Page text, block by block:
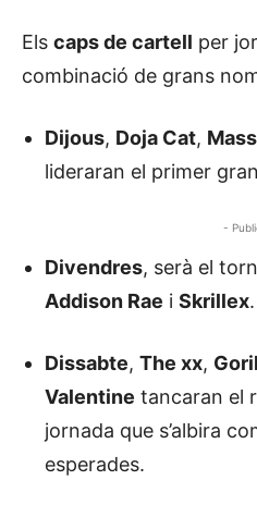
Els caps de cartell per
combinació de grans
Dijous, Doja Cat,
lideraran el primer
-
Divendres, serà el
Addison Rae i Skrillex.
Dissabte, The xx,
Valentine tancaran el
jornada que s’albira
esperades.